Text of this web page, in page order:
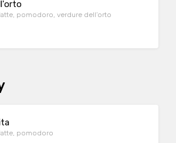
pomodoro, verdure dell’orto
pomodoro